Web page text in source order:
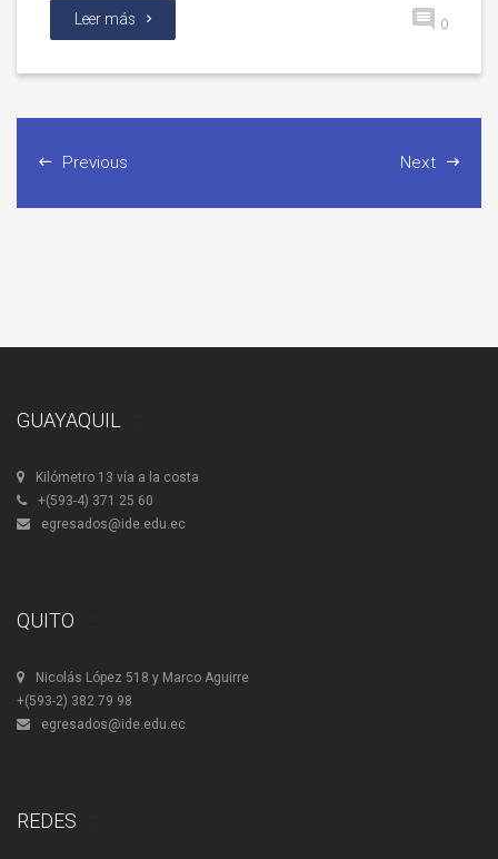
Leer más 0
Previous Next
GUAYAQUIL
Kilómetro 13 vía a la costa
+(593-4) 371 25 60
egresados@ide.edu.ec
QUITO
Nicolás López 518 y Marco Aguirre
+(593-2) 382 79 98
egresados@ide.edu.ec
REDES